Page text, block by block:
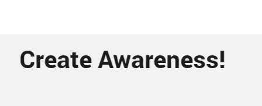
Create Awareness!